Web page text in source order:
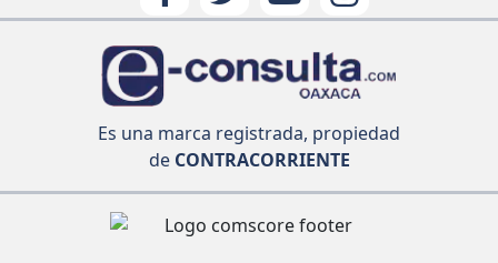
Es una marca registrada, propiedad
deCONTRACORRIENTE